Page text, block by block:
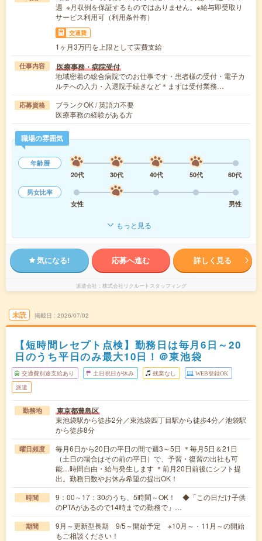
週 ※月収例を保証するものではありません。※給与即受取り
サービス利用可（利用条件有）
交通費
1ヶ月3万円を上限として実費支給
仕事内容 医療事務・病院受付
地域密着の総合病院でのお仕事です・患者様の受付・電子カ
ルテへの入力・入退院手続きなど＊まずは受付業務…
応募資格
ブランクOK / 英語力不要
医療事務の経験がある方
職場の雰囲気
年齢層
20代
30代 40代 50代
60代
男女比率
女性
男性
もっと見る
気になる! 応募へ進む 詳しく見る
派遣会社 株式会社リクルートスタッフィング
未読 掲載日 2026/07/02
【短時間レセプト点検】勤務日は毎月6日～20
日のうち平日のみ最大10日！＠東池袋
交通費別途支給あり 土日祝日が休み 残業なし WEB登録OK
派遣
勤務地 東京都豊島区
東池袋駅から徒歩2分／東池袋四丁目駅から徒歩4分／池袋駅
から徒歩8分
曜日頻度
毎月6日から20日の平日の間で週3～5日 ＊毎月5日＆21日
（土日の場合はその前の平日）で、予習・復習の出社も可
能…時間自由・給与発生します ＊前月20日前後にシフト提
出。勤務日数やお休み希望の提出OK！
時間
9：00～17：30のうち、5時間～OK！ ◆「この日だけ子供
のPTAがあるので14時までの勤務で」…
期間
9月～更新型長期 9/5～開始予定 ※10月～・11月～の開始
もご相談ください！